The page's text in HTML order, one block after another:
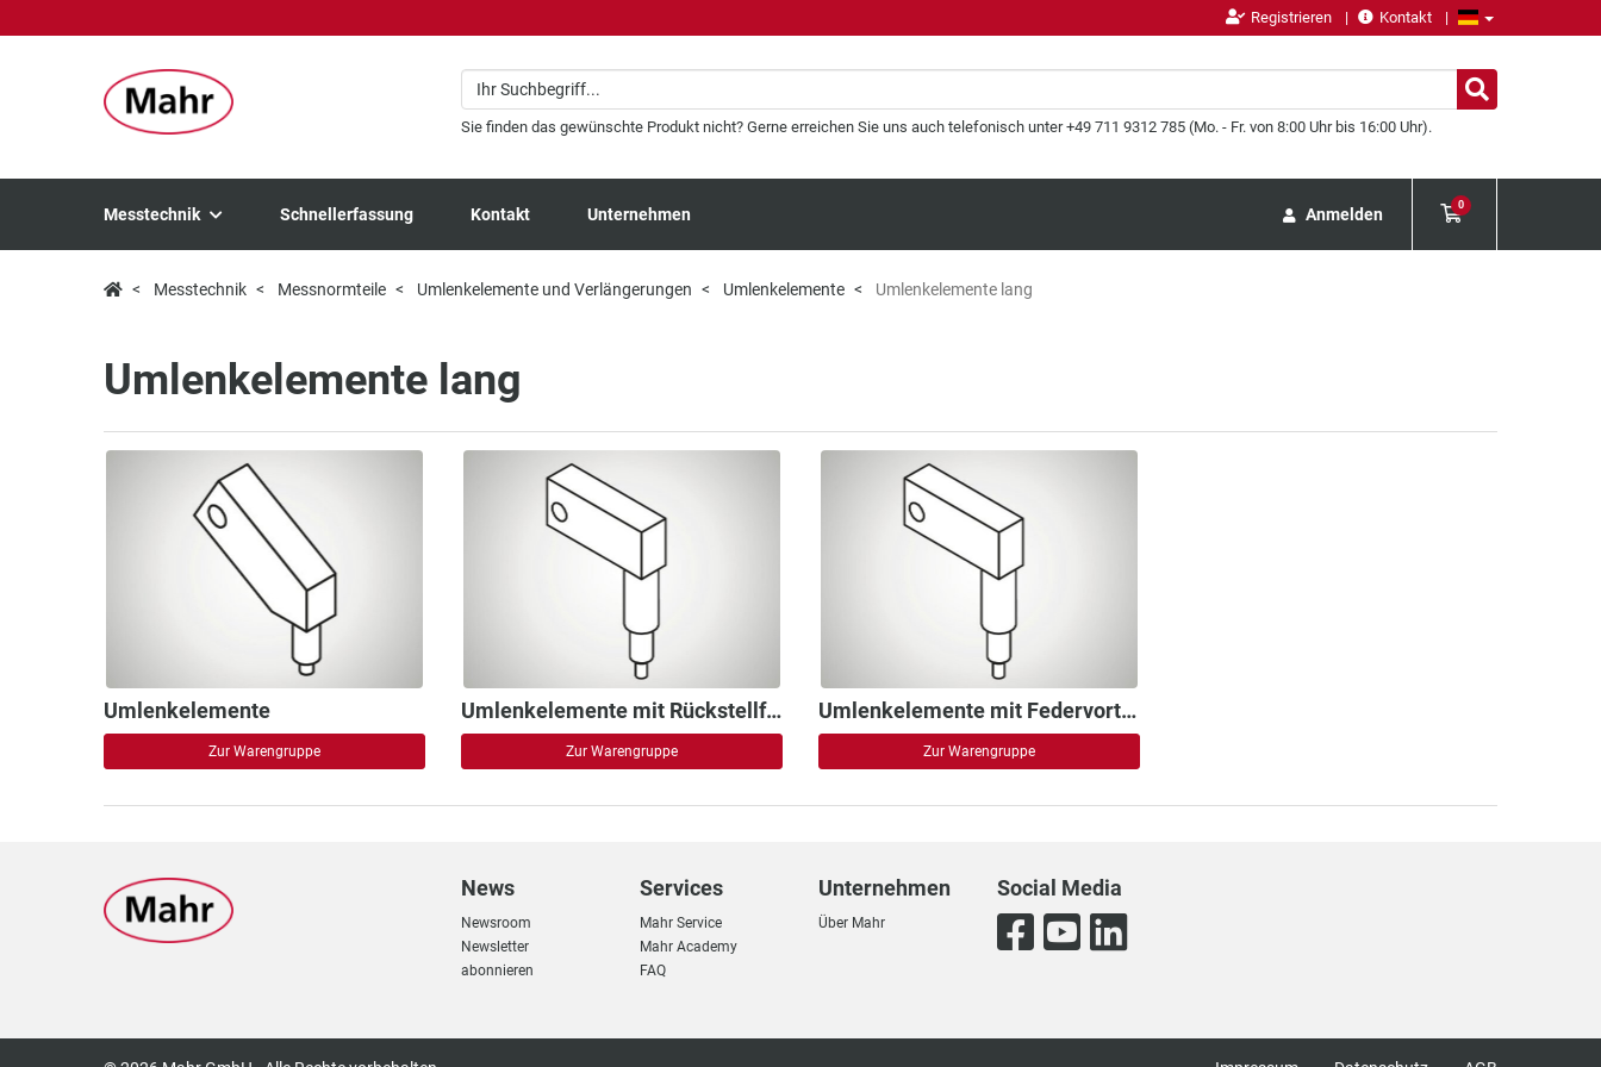
Registrieren Kontakt
Sie finden das gewünschte Produkt nicht? Gerne erreichen Sie uns auch telefonisch unter +49 711 9312 785 (Mo. - Fr. von 8:00 Uhr bis 16:00 Uhr).
Messtechnik Schnellerfassung Kontakt Unternehmen 0
Anmelden
Messtechnik Messnormteile Umlenkelemente und Verlängerungen Umlenkelemente Umlenkelemente lang
Umlenkelemente lang
Umlenkelemente
Zur Warengruppe
Umlenkelemente mit Rückstellfeder
Zur Warengruppe
Umlenkelemente mit Federvortrieb
Zur Warengruppe
News
Newsroom
Newsletter
abonnieren
Services
Mahr Service
Mahr Academy
FAQ
Unternehmen
Über Mahr
Social Media